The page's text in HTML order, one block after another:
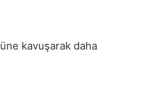
kavuşarak daha